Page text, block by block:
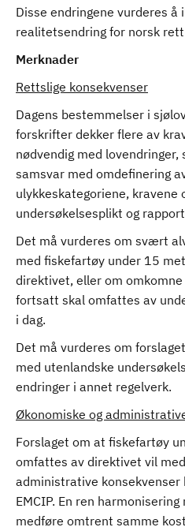
Disse endringene vurderes
realitetsendring for norsk
Merknader
Rettslige konsekvenser
Dagens bestemmelser i
forskrifter dekker flere av
nødvendig med
samsvar med omdefinering
ulykkeskategoriene, kravene
undersøkelsesplikt og
Det må vurderes om svært
med fiskefartøy under 15
direktivet, eller om
fortsatt skal omfattes av
i dag.
Det må vurderes om
med utenlandske
endringer i annet regelverk.
Økonomiske og
Forslaget om at fiskefartøy
omfattes av direktivet vil
administrative
EMCIP. En ren
medføre omtrent samme